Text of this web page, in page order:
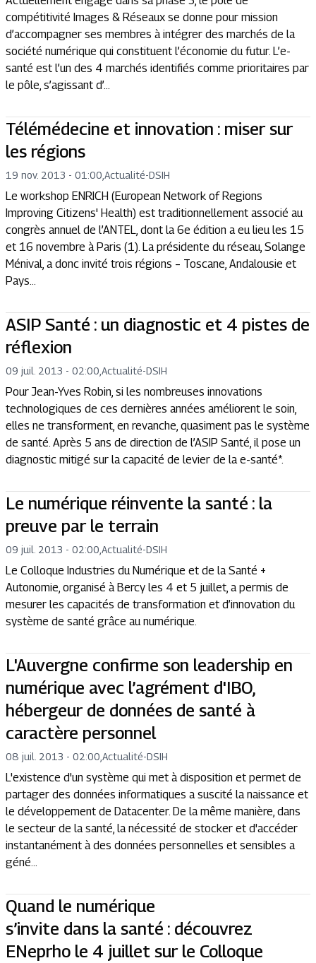
compétitivité Images & Réseaux se donne pour mission
d’accompagner ses membres à intégrer des marchés de la
société numérique qui constituent l’économie du futur. L’e-
santé est l’un des 4 marchés identifiés comme prioritaires par
le pôle, s’agissant d’...
Télémédecine et innovation : miser sur
les régions
19 nov. 2013 - 01:00 Actualité-DSIH
Le workshop ENRICH (European Network of Regions
Improving Citizens' Health) est traditionnellement associé au
congrès annuel de l’ANTEL, dont la 6e édition a eu lieu les 15
et 16 novembre à Paris (1). La présidente du réseau, Solange
Ménival, a donc invité trois régions – Toscane, Andalousie et
Pays...
ASIP Santé : un diagnostic et 4 pistes de
réflexion
09 juil. 2013 - 02:00 Actualité-DSIH
Pour Jean-Yves Robin, si les nombreuses innovations
technologiques de ces dernières années améliorent le soin,
elles ne transforment, en revanche, quasiment pas le système
de santé. Après 5 ans de direction de l’ASIP Santé, il pose un
diagnostic mitigé sur la capacité de levier de la e-santé*.
Le numérique réinvente la santé : la
preuve par le terrain
09 juil. 2013 - 02:00 Actualité-DSIH
Le Colloque Industries du Numérique et de la Santé +
Autonomie, organisé à Bercy les 4 et 5 juillet, a permis de
mesurer les capacités de transformation et d’innovation du
système de santé grâce au numérique.
L'Auvergne confirme son leadership en
numérique avec l’agrément d'IBO,
hébergeur de données de santé à
caractère personnel
08 juil. 2013 - 02:00 Actualité-DSIH
L'existence d'un système qui met à disposition et permet de
partager des données informatiques a suscité la naissance et
le développement de Datacenter. De la même manière, dans
le secteur de la santé, la nécessité de stocker et d'accéder
instantanément à des données personnelles et sensibles a
géné...
Quand le numérique
s’invite dans la santé : découvrez
ENeprho le 4 juillet sur le Colloque